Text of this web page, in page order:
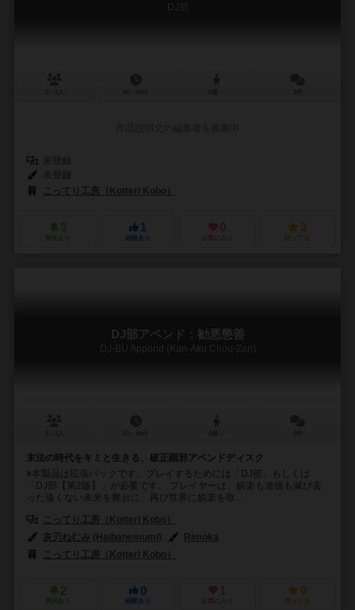
DJ部
こってり工房（Kotteri Kobo）
3
興味あり
1
経験あり
0
お気に入り
3
持ってる
DJ部アペンド：勧悪懲善
DJ-BU Append (Kan-Aku Chou-Zen)
末法の時代をキミと生きる、破正顕邪アペンドディスク
※本製品は拡張パックです。プレイするためには「DJ部」もしくは
「DJ部【第2版】」が必要です。 プレイヤーは、娯楽も道徳も滅び去
った遠くない未来を舞台に、再び世界に娯楽を取...
こってり工房（Kotteri Kobo）
灰刃ねむみ (Haibanemumi)
Rimoka
こってり工房（Kotteri Kobo）
2
興味あり
0
経験あり
1
お気に入り
0
持ってる